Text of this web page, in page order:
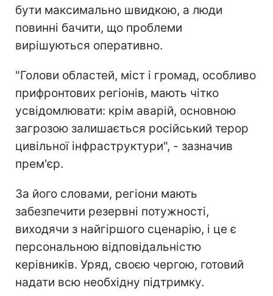
бути максимально швидкою, а люди
повинні бачити, що проблеми
вирішуються оперативно.
"Голови областей, міст і громад, особливо
прифронтових регіонів, мають чітко
усвідомлювати: крім аварій, основною
загрозою залишається російський терор
цивільної інфраструктури", - зазначив
прем'єр.
За його словами, регіони мають
забезпечити резервні потужності,
виходячи з найгіршого сценарію, і це є
персональною відповідальністю
керівників. Уряд, своєю чергою, готовий
надати всю необхідну підтримку.